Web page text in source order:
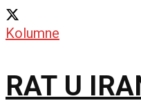
Kolumne
RAT U